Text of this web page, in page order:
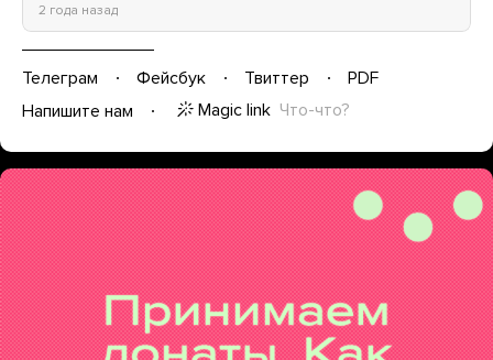
2 года назад
Телеграм Фейсбук Твиттер
PDF
Напишите нам
Magic link Что-что?